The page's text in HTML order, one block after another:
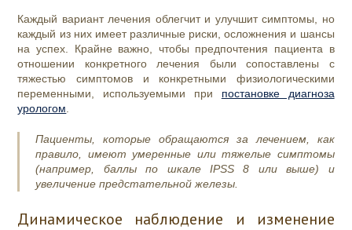
Каждый вариант лечения облегчит и улучшит симптомы, но
каждый из них имеет различные риски, осложнения и шансы
на успех. Крайне важно, чтобы предпочтения пациента в
отношении конкретного лечения были сопоставлены с
тяжестью симптомов и конкретными физиологическими
переменными, используемыми при постановке диагноза
урологом
Пациенты, которые обращаются за лечением, как
правило, имеют умеренные или тяжелые симптомы
(например, баллы по шкале IPSS 8 или выше) и
увеличение предстательной железы.
Динамическое наблюдение и изменение